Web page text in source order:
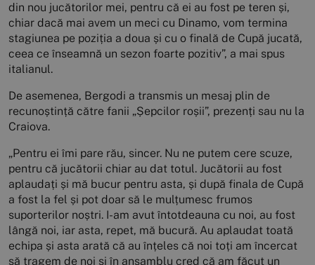
din nou jucătorilor mei, pentru că ei au fost pe teren și,
chiar dacă mai avem un meci cu Dinamo, vom termina
stagiunea pe poziția a doua și cu o finală de Cupă jucată,
ceea ce înseamnă un sezon foarte pozitiv”, a mai spus
italianul.
De asemenea, Bergodi a transmis un mesaj plin de
recunoștință către fanii „Șepcilor roșii”, prezenți sau nu la
Craiova.
„Pentru ei îmi pare rău, sincer. Nu ne putem cere scuze,
pentru că jucătorii chiar au dat totul. Jucătorii au fost
aplaudați și mă bucur pentru asta, și după finala de Cupă
a fost la fel și pot doar să le mulțumesc frumos
suporterilor noștri. I-am avut întotdeauna cu noi, au fost
lângă noi, iar asta, repet, mă bucură. Au aplaudat toată
echipa și asta arată că au înțeles că noi toți am încercat
să tragem de noi și în ansamblu cred că am făcut un